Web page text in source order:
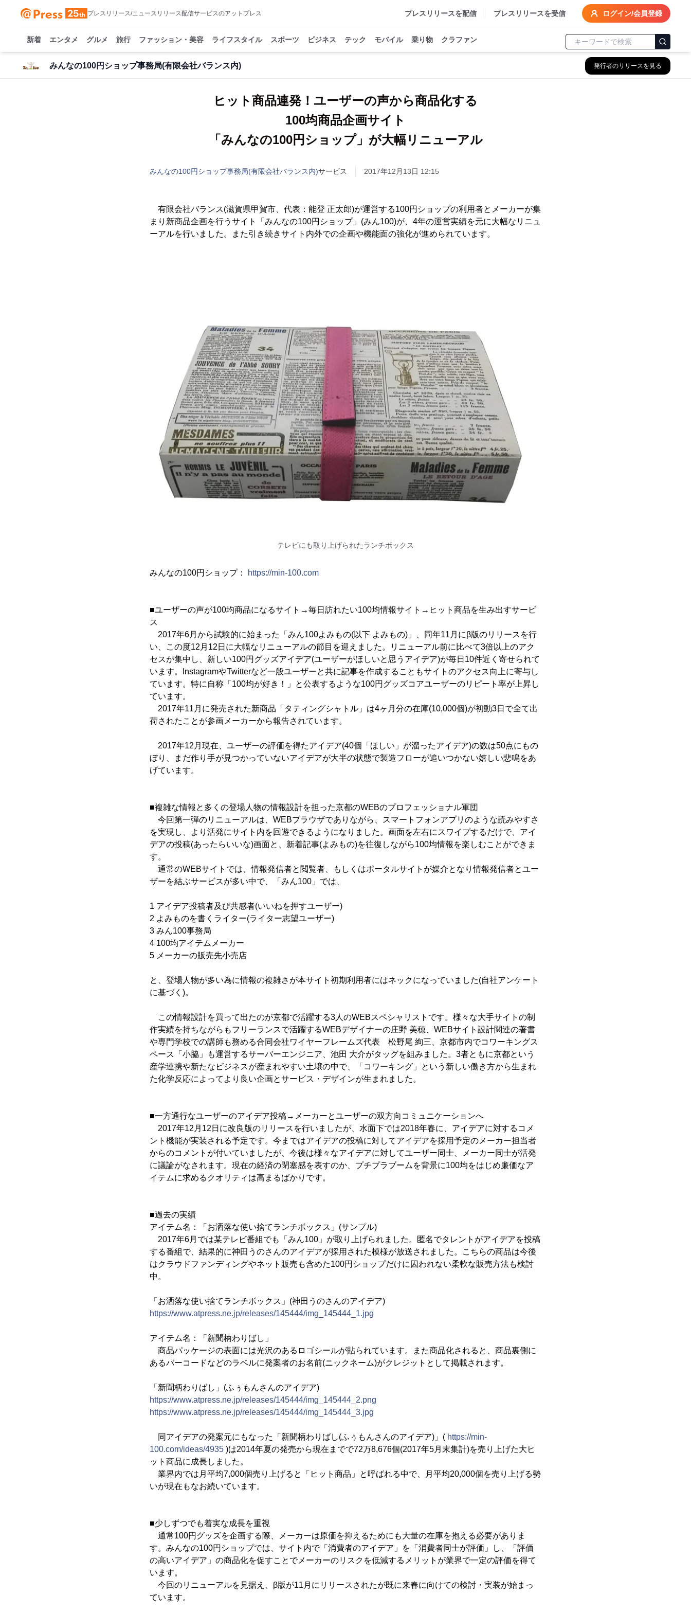
プレスリリース/ニュースリリース配信サービスのアットプレス プレスリリースを配信 プレスリリースを受信 ログイン/会員登録
新着 エンタメ グルメ 旅行 ファッション・美容 ライフスタイル スポーツ ビジネス テック モバイル 乗り物 クラファン
みんなの100円ショップ事務局(有限会社バランス内) 発行者のリリースを見る
ヒット商品連発！ユーザーの声から商品化する
100均商品企画サイト
「みんなの100円ショップ」が大幅リニューアル
みんなの100円ショップ事務局(有限会社バランス内)サービス 2017年12月13日 12:15
有限会社バランス(滋賀県甲賀市、代表：能登 正太郎)が運営する100円ショップの利用者とメーカーが集
まり新商品企画を行うサイト「みんなの100円ショップ」(みん100)が、4年の運営実績を元に大幅なリニュ
ーアルを行いました。また引き続きサイト内外での企画や機能面の強化が進められています。
テレビにも取り上げられたランチボックス
みんなの100円ショップ： https://min-100.com
■ユーザーの声が100均商品になるサイト→毎日訪れたい100均情報サイト→ヒット商品を生み出すサービ
ス
2017年6月から試験的に始まった「みん100よみもの(以下 よみもの)」、同年11月にβ版のリリースを行
い、この度12月12日に大幅なリニューアルの節目を迎えました。リニューアル前に比べて3倍以上のアク
セスが集中し、新しい100円グッズアイデア(ユーザーがほしいと思うアイデア)が毎日10件近く寄せられて
います。InstagramやTwitterなど一般ユーザーと共に記事を作成することもサイトのアクセス向上に寄与し
ています。特に自称「100均が好き！」と公表するような100円グッズコアユーザーのリピート率が上昇し
ています。
2017年11月に発売された新商品「タティングシャトル」は4ヶ月分の在庫(10,000個)が初動3日で全て出
荷されたことが参画メーカーから報告されています。
2017年12月現在、ユーザーの評価を得たアイデア(40個「ほしい」が溜ったアイデア)の数は50点にもの
ぼり、まだ作り手が見つかっていないアイデアが大半の状態で製造フローが追いつかない嬉しい悲鳴をあ
げています。
■複雑な情報と多くの登場人物の情報設計を担った京都のWEBのプロフェッショナル軍団
今回第一弾のリニューアルは、WEBブラウザでありながら、スマートフォンアプリのような読みやすさ
を実現し、より活発にサイト内を回遊できるようになりました。画面を左右にスワイプするだけで、アイ
デアの投稿(あったらいいな)画面と、新着記事(よみもの)を往復しながら100均情報を楽しむことができま
す。
通常のWEBサイトでは、情報発信者と閲覧者、もしくはポータルサイトが媒介となり情報発信者とユー
ザーを結ぶサービスが多い中で、「みん100」では、
1 アイデア投稿者及び共感者(いいねを押すユーザー)
2 よみものを書くライター(ライター志望ユーザー)
3 みん100事務局
4 100均アイテムメーカー
5 メーカーの販売先小売店
と、登場人物が多い為に情報の複雑さが本サイト初期利用者にはネックになっていました(自社アンケート
に基づく)。
この情報設計を買って出たのが京都で活躍する3人のWEBスペシャリストです。様々な大手サイトの制
作実績を持ちながらもフリーランスで活躍するWEBデザイナーの庄野 美穂、WEBサイト設計関連の著書
や専門学校での講師も務める合同会社ワイヤーフレームズ代表 松野尾 絢三、京都市内でコワーキングス
ペース「小脇」も運営するサーバーエンジニア、池田 大介がタッグを組みました。3者ともに京都という
産学連携や新たなビジネスが産まれやすい土壌の中で、「コワーキング」という新しい働き方から生まれ
た化学反応によってより良い企画とサービス・デザインが生まれました。
■一方通行なユーザーのアイデア投稿→メーカーとユーザーの双方向コミュニケーションへ
2017年12月12日に改良版のリリースを行いましたが、水面下では2018年春に、アイデアに対するコメ
ント機能が実装される予定です。今まではアイデアの投稿に対してアイデアを採用予定のメーカー担当者
からのコメントが付いていましたが、今後は様々なアイデアに対してユーザー同士、メーカー同士が活発
に議論がなされます。現在の経済の閉塞感を表すのか、プチプラブームを背景に100均をはじめ廉価なア
イテムに求めるクオリティは高まるばかりです。
■過去の実績
アイテム名：「お洒落な使い捨てランチボックス」(サンプル)
2017年6月では某テレビ番組でも「みん100」が取り上げられました。匿名でタレントがアイデアを投稿
する番組で、結果的に神田うのさんのアイデアが採用された模様が放送されました。こちらの商品は今後
はクラウドファンディングやネット販売も含めた100円ショップだけに囚われない柔軟な販売方法も検討
中。
「お洒落な使い捨てランチボックス」(神田うのさんのアイデア)
https://www.atpress.ne.jp/releases/145444/img_145444_1.jpg
アイテム名：「新聞柄わりばし」
商品パッケージの表面には光沢のあるロゴシールが貼られています。また商品化されると、商品裏側に
あるバーコードなどのラベルに発案者のお名前(ニックネーム)がクレジットとして掲載されます。
「新聞柄わりばし」(ふぅもんさんのアイデア)
https://www.atpress.ne.jp/releases/145444/img_145444_2.png
https://www.atpress.ne.jp/releases/145444/img_145444_3.jpg
同アイデアの発案元にもなった「新聞柄わりばし(ふぅもんさんのアイデア)」( https://min-
100.com/ideas/4935 )は2014年夏の発売から現在までで72万8,676個(2017年5月末集計)を売り上げた大ヒ
ット商品に成長しました。
業界内では月平均7,000個売り上げると「ヒット商品」と呼ばれる中で、月平均20,000個を売り上げる勢
いが現在もなお続いています。
■少しずつでも着実な成長を重視
通常100円グッズを企画する際、メーカーは原価を抑えるためにも大量の在庫を抱える必要がありま
す。みんなの100円ショップでは、サイト内で「消費者のアイデア」を「消費者同士が評価」し、「評価
の高いアイデア」の商品化を促すことでメーカーのリスクを低減するメリットが業界で一定の評価を得て
います。
今回のリニューアルを見据え、β版が11月にリリースされたが既に来春に向けての検討・実装が始まっ
ています。